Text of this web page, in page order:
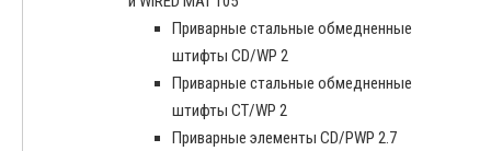
Приварные стальные обмедненные
штифты CD/WP 2
Приварные стальные обмедненные
штифты CT/WP 2
Приварные элементы CD/PWP 2.7